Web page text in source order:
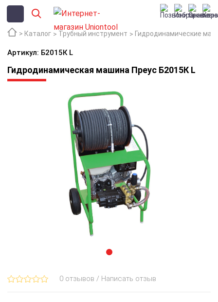
Каталог Трубный инструмент Гидродинамические
Артикул: Б2015К L
Гидродинамическая машина Преус Б2015К L
0 отзывов / Написать отзыв